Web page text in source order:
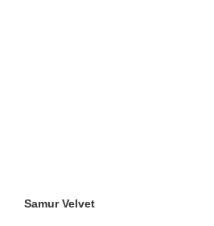
Samur Velvet